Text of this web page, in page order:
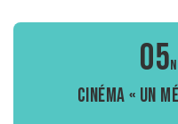
05
cinéma « Un